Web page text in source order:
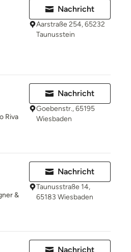
Nachricht
Aarstraße 254, 65232
Taunusstein
Riva
Nachricht
Goebenstr., 65195
Wiesbaden
&
Nachricht
Taunusstraße 14,
65183 Wiesbaden
Nachricht